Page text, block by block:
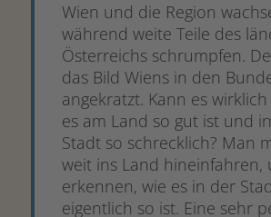
Wien und die Region
während weite Teile des
Österreichs schrumpfen.
das Bild Wiens in den
angekratzt. Kann es
es am Land so gut ist und
Stadt so schrecklich? Man
weit ins Land hineinfahren,
erkennen, wie es in der
eigentlich so ist. Eine sehr